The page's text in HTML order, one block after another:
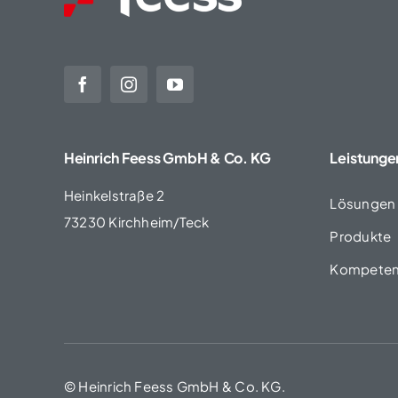
Heinrich Feess GmbH & Co. KG
Heinkelstraße 2
73230 Kirchheim/Teck
Lösungen
Produkte
© Heinrich Feess GmbH & Co. KG.